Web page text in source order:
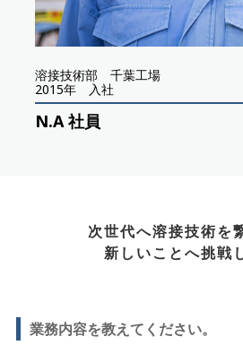
溶接技術部 千葉工場
2015年 入社
N.A 社員
次世代へ溶接技術を
新しいことへ挑戦
業務内容を教えてください。